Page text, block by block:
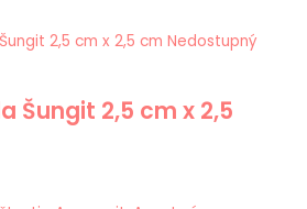
Nedostupný
Šungit 2,5 cm x 2,5